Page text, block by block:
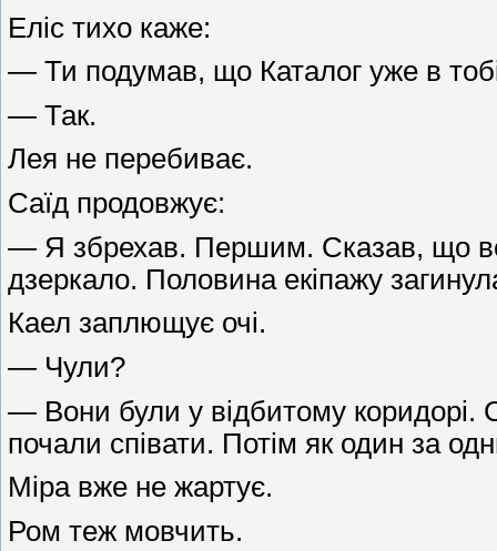
Еліс тихо каже:
— Ти подумав, що Каталог уже в
— Так.
Лея не перебиває.
Саїд продовжує:
— Я збрехав. Першим. Сказав, що
дзеркало. Половина екіпажу
Каел заплющує очі.
— Чули?
— Вони були у відбитому коридорі.
почали співати. Потім як один за
Міра вже не жартує.
Ром теж мовчить.